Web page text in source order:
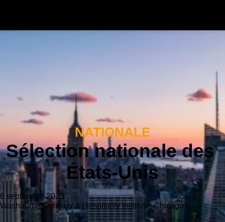
NATIONALE
Sélection nationale des
États-Unis
6 septembre 2025
Washburne Culinary & Hospitality Institute, Chicago